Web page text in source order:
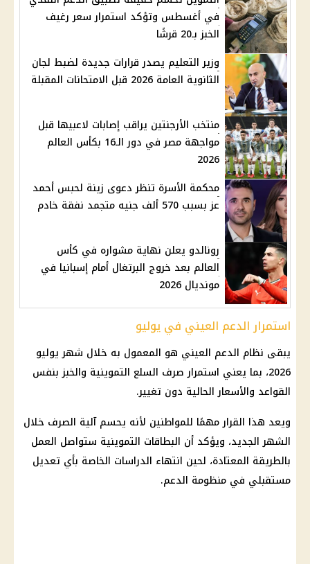
في أغسطس وتؤكد استمرار سعر رغيف
الخبز بـ20 قرشًا
وزير التعليم يصدر قرارات جديدة لضبط لجان
الثانوية العامة 2026 قبل الامتحانات المقبلة
منتخب الأرجنتين يراقب إصابات لاعبيها قبل
مواجهة مصر في دور الـ16 بكأس العالم
2026
محكمة الأسرة تنظر دعوى زينة لحبس أحمد
عز بسبب 570 ألف جنيه متجمد نفقة خادم
رونالدو يعلن نهاية مشواره في كأس
العالم بعد خروج البرتغال أمام إسبانيا في
مونديال 2026
استمرار الدعم العيني في يوليو
يبقى نظام الدعم العيني هو المعمول به خلال شهر يوليو
2026، بما يعني استمرار صرف
السلع التموينية والخبز بنفس
القواعد والأسعار الحالية دون تغيير.
ويعد هذا القرار مهمًا للمواطنين لأنه يحسم آلية الصرف خلال
الشهر الجديد، ويؤكد أن البطاقات التموينية ستواصل العمل
بالطريقة المعتادة، لحين انتهاء الدراسات الخاصة بأي تعديل
مستقبلي في منظومة الدعم.